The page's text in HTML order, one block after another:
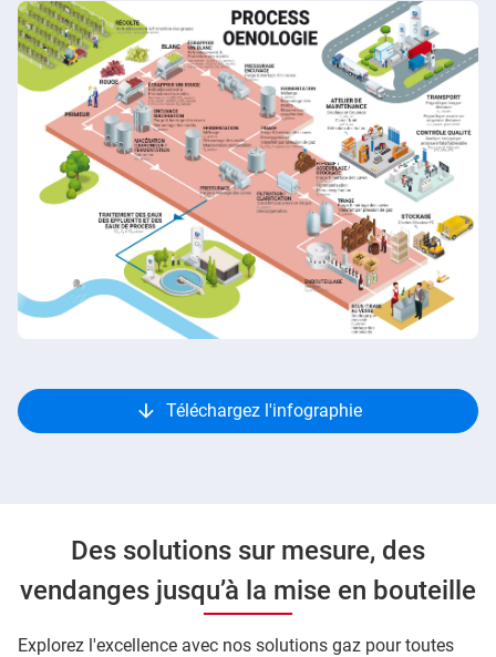
Téléchargez l'infographie
Des solutions sur mesure, des
vendanges jusqu’à la mise en bouteille
Explorez l'excellence avec nos solutions gaz pour toutes